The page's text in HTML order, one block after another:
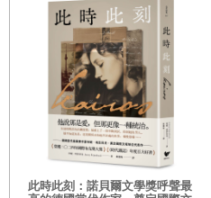
此時此刻：諾貝爾文學獎呼聲最